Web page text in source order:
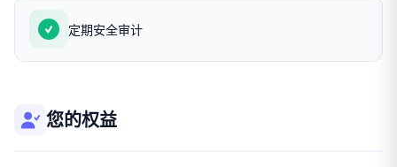
定期安全审计
您的权益